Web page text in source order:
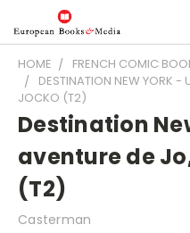
HOME
FRENCH COMIC
DESTINATION NEW YORK -
JOCKO (T2)
Destination
aventure de
(T2)
Casterman